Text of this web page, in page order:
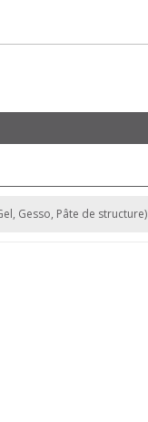
Gesso, Pâte de structure)